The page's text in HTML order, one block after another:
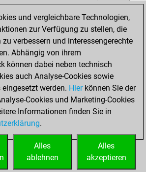
Brett
0
0
siebten
0
und vergleichbare Technologien,
zur Verfügung zu stellen, die
verbessern und interessengerechte
Abhängig von ihrem
können dabei neben technisch
auch Analyse-Cookies sowie
werden. Hierkönnen Sie der
Cookies und Marketing-Cookies
Informationen finden Sie in
.
Alles
akzeptieren
Alles
ablehnen